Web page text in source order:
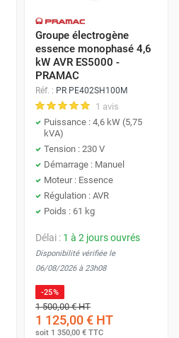
Groupe électrogène
essence monophasé 4,6
kW AVR ES5000 -
PRAMAC
Réf. : PR PE402SH100M
1 avis
Puissance : 4,6 kW (5,75
kVA)
Tension : 230 V
Démarrage : Manuel
Moteur : Essence
Régulation : AVR
Poids : 61 kg
Délai : 1 à 2 jours ouvrés
Disponibilité vérifiée le
06/08/2026 à 23h08
-25%
1 500,00 €HT
1 125,00 € HT
soit 1 350,00 € TTC